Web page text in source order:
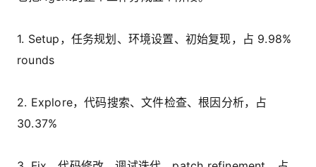
1. Setup，任务规划、环境设置、初始复现，占 9.98%
rounds
2. Explore，代码搜索、文件检查、根因分析，占
30.37%